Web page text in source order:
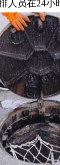
人员在24小